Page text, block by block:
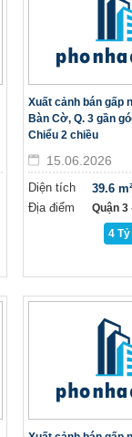
Xuất cảnh bán gấp
Bàn Cờ, Q. 3 gần
Chiểu 2 chiều
15.06.2026
Diện tích
Địa điểm
39.6 m²
Quận 3
4 Tỷ